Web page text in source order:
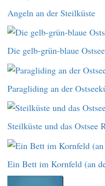
Angeln an der Steilküste
Die gelb-grün-blaue
Paragliding an der
Steilküste und das Ostsee
Ein Bett im Kornfeld (an